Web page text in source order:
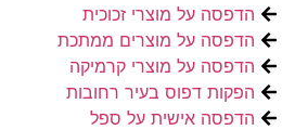
הדפסה על מוצרי זכוכית
הדפסה על מוצרים ממתכת
הדפסה על מוצרי קרמיקה
הפקות דפוס בעיר רחובות
הדפסה אישית על ספל